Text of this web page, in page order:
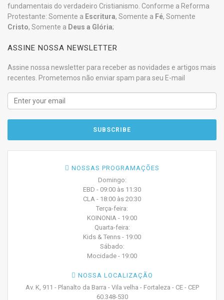
fundamentais do verdadeiro Cristianismo. Conforme a Reforma
Protestante: Somente a Escritura, Somente a Fé, Somente
Cristo, Somente a Deus a Glória;
ASSINE NOSSA NEWSLETTER
Assine nossa newsletter para receber as novidades e artigos mais
recentes. Prometemos não enviar spam para seu E-mail
NOSSAS PROGRAMAÇÕES
Domingo:
EBD - 09:00 às 11:30
CLA - 18:00 às 20:30
Terça-feira:
KOINONIA - 19:00
Quarta-feira:
Kids & Tenns - 19:00
Sábado:
Mocidade - 19:00
NOSSA LOCALIZAÇÃO
Av. K, 911 - Planalto da Barra - Vila velha - Fortaleza - CE - CEP
60.348-530